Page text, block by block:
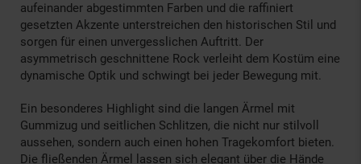
aufeinander abgestimmten Farben und die raffiniert
gesetzten Akzente unterstreichen den historischen Stil und
sorgen für einen unvergesslichen Auftritt. Der
asymmetrisch geschnittene Rock verleiht dem Kostüm eine
dynamische Optik und schwingt bei jeder Bewegung mit.
Ein besonderes Highlight sind die langen Ärmel mit
Gummizug und seitlichen Schlitzen, die nicht nur stilvoll
aussehen, sondern auch einen hohen Tragekomfort bieten.
Die fließenden Ärmel lassen sich elegant über die Hände